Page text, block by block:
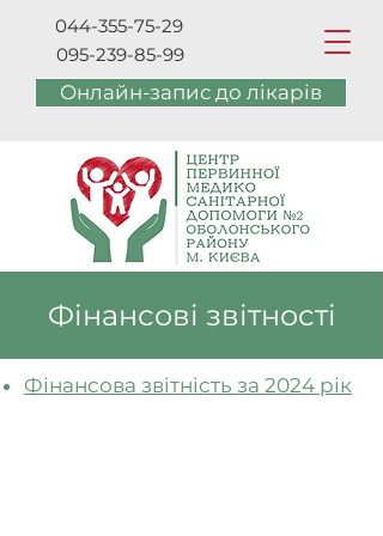
044-355-75-29
095-239-85-99
Онлайн-запис до лікарів
Фінансові звітності
Фінансова звітність за 2024 рік